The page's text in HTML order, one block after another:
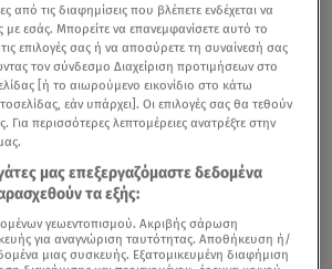
Βίντεο Reuters
έχασαν τη ζωή τους στην
πεζογέφυρα της εποχής της
συνέδεε τις όχθες ποταμού
το βράδυ στην πολιτεία
ανακοίνωσε η αστυνομία.
από τις διαφημίσεις που βλέπετε ενδέχεται να
με εσάς. Μπορείτε να επανεμφανίσετε αυτό το
επιλογές σας ή να αποσύρετε τη συναίνεσή σας
τον σύνδεσμο Διαχείριση προτιμήσεων στο
[ή το αιωρούμενο εικονίδιο στο κάτω
εάν υπάρχει]. Οι επιλογές σας θα τεθούν
Για περισσότερες λεπτομέρειες ανατρέξτε στην
μας επεξεργαζόμαστε δεδομένα
τα εξής:
γεωεντοπισμού. Ακριβής σάρωση
για αναγνώριση ταυτότητας. Αποθήκευση ή/
μιας συσκευής. Εξατομικευμένη διαφήμιση